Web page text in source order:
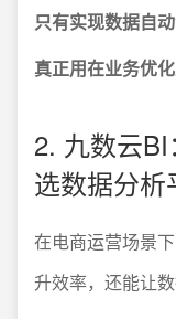
只有实现数据自
真正用在业务优化
2. 九数云
选数据分析
在电商运营场景
升效率，还能让